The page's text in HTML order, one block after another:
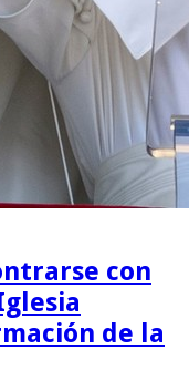
con
de la